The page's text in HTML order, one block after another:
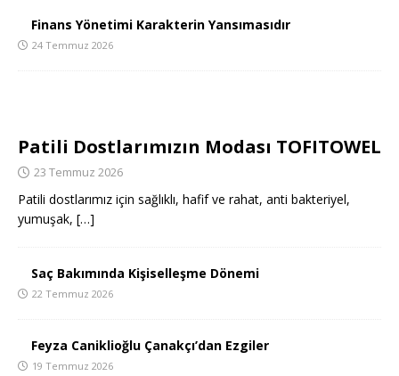
Finans Yönetimi Karakterin Yansımasıdır
24 Temmuz 2026
Patili Dostlarımızın Modası TOFITOWEL
23 Temmuz 2026
Patili dostlarımız için sağlıklı, hafif ve rahat, anti bakteriyel,
yumuşak, […]
Saç Bakımında Kişiselleşme Dönemi
22 Temmuz 2026
Feyza Caniklioğlu Çanakçı’dan Ezgiler
19 Temmuz 2026